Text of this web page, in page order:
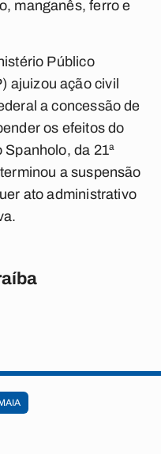
manganês, ferro e
Público
ajuizou ação civil
a concessão de
os efeitos do
da 21ª
a suspensão
ato administrativo